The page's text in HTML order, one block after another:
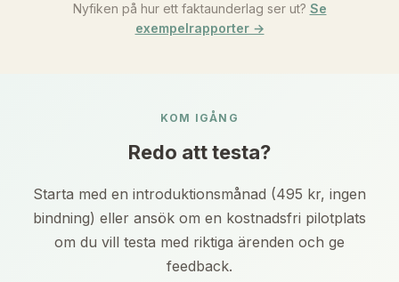
Nyfiken på hur ett faktaunderlag ser ut? Se
exempelrapporter →
KOM IGÅNG
Redo att testa?
Starta med en introduktionsmånad (495 kr, ingen
bindning) eller ansök om en kostnadsfri pilotplats
om du vill testa med riktiga ärenden och ge
feedback.